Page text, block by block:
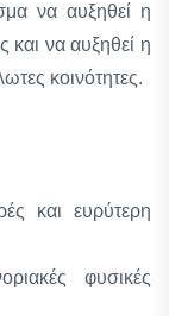
να αυξηθεί η
και να αυξηθεί η
κοινότητες.
και ευρύτερη
φυσικές